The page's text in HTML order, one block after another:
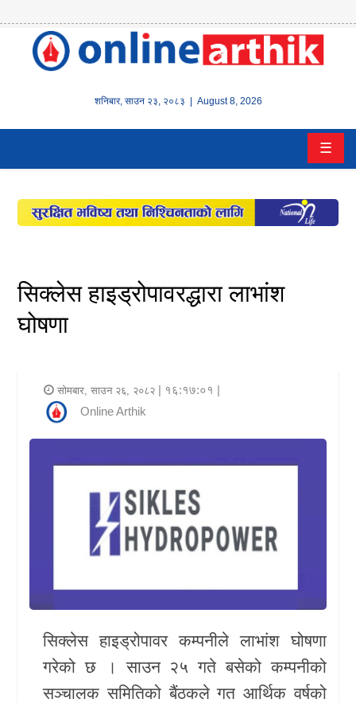
शनिबार, साउन २३, २०८३ | August 8, 2026
होम
वित्त
इन्स्योरेन्स
पूँजीबजार
अटो
राजनीति
र
प्रविधि
शिक्षा
☰
सिक्लेस हाइड्रोपावरद्धारा लाभांश
घोषणा
सोमबार, साउन २६, २०८२ | १६:१७:०१ |
Online Arthik
सिक्लेस हाइड्रोपावर कम्पनीले लाभांश घोषणा
गरेको छ । साउन २५ गते बसेको कम्पनीको
सञ्चालक समितिको बैंठकले गत आर्थिक वर्षको